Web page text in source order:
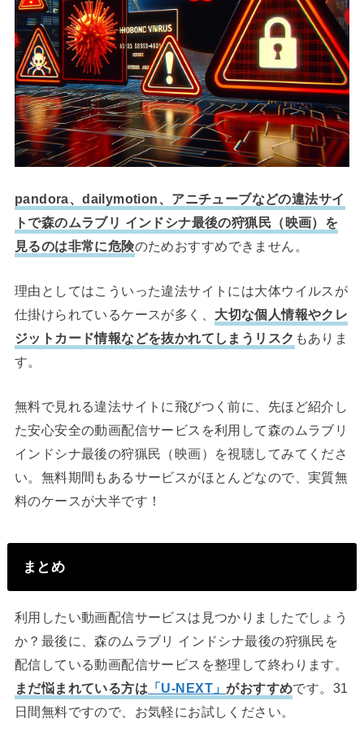
pandora、dailymotion、アニチューブなどの違法サイ
トで森のムラブリ インドシナ最後の狩猟民（映画）を
見るのは非常に危険のためおすすめできません。
理由としてはこういった違法サイトには大体ウイルスが
仕掛けられているケースが多く、 大切な個人情報やクレ
ジットカード情報などを抜かれてしまうリスク もありま
す。
無料で見れる違法サイトに飛びつく前に、先ほど紹介し
た安心安全の動画配信サービスを利用して森のムラブリ
インドシナ最後の狩猟民（映画）を視聴してみてくださ
い。無料期間もあるサービスがほとんどなので、実質無
料のケースが大半です！
まとめ
利用したい動画配信サービスは見つかりましたでしょう
か？最後に、森のムラブリ インドシナ最後の狩猟民を
配信している動画配信サービスを整理して終わります。
まだ悩まれている方は 「U-NEXT」がおすすめです。31
日間無料ですので、お気軽にお試しください。